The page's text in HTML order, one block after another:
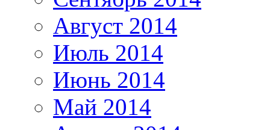
Август 2014
Июль 2014
Июнь 2014
Май 2014